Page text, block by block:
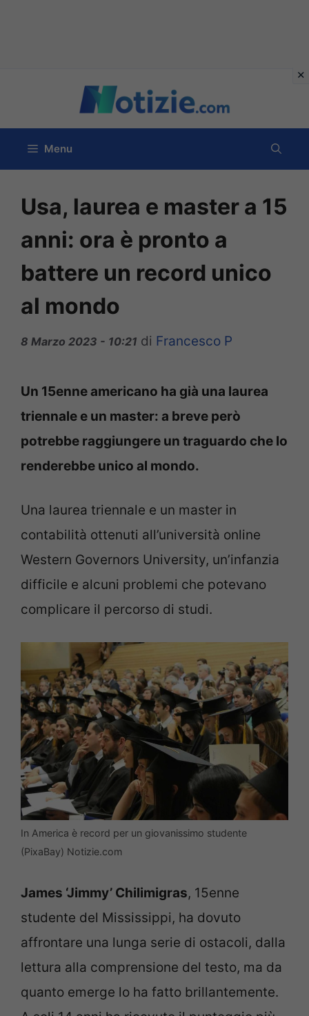
contenuto
Menu
Usa, laurea e master a 15
anni: ora è pronto a
battere un record unico
al mondo
8 Marzo 2023 - 10:21 di Francesco P
Un 15enne americano ha già una laurea
triennale e un master: a breve però
potrebbe raggiungere un traguardo che lo
renderebbe unico al mondo.
Una laurea triennale e un master in
contabilità ottenuti all’università online
Western Governors University, un’infanzia
difficile e alcuni problemi che potevano
complicare il percorso di studi.
In America è record per un giovanissimo studente
(PixaBay) Notizie.com
James ‘Jimmy’ Chilimigras, 15enne
studente del Mississippi, ha dovuto
affrontare una lunga serie di ostacoli, dalla
lettura alla comprensione del testo, ma da
quanto emerge lo ha fatto brillantemente.